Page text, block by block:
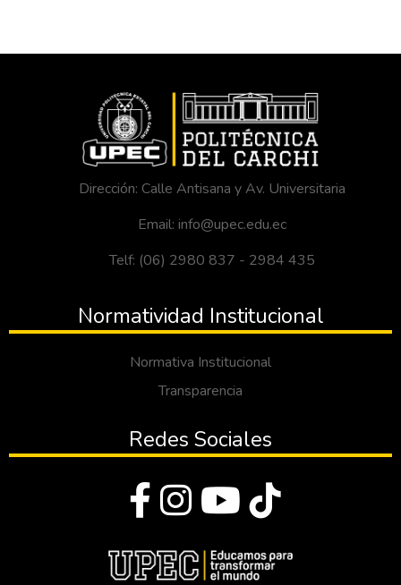
Dirección: Calle Antisana y Av. Universitaria
Email: info@upec.edu.ec
Telf: (06) 2980 837 - 2984 435
Normatividad Institucional
Normativa Institucional
Transparencia
Redes Sociales